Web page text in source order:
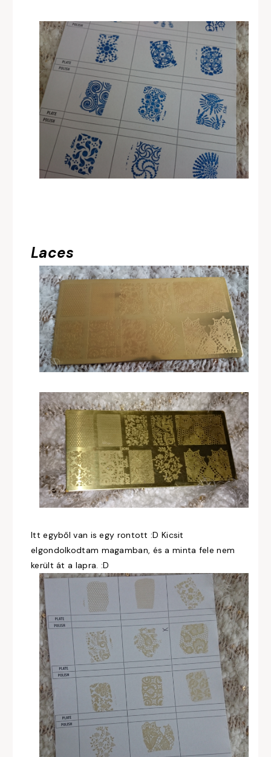
Laces
Itt egyből van is egy rontott :D Kicsit
elgondolkodtam magamban, és a minta fele nem
került át a lapra. :D